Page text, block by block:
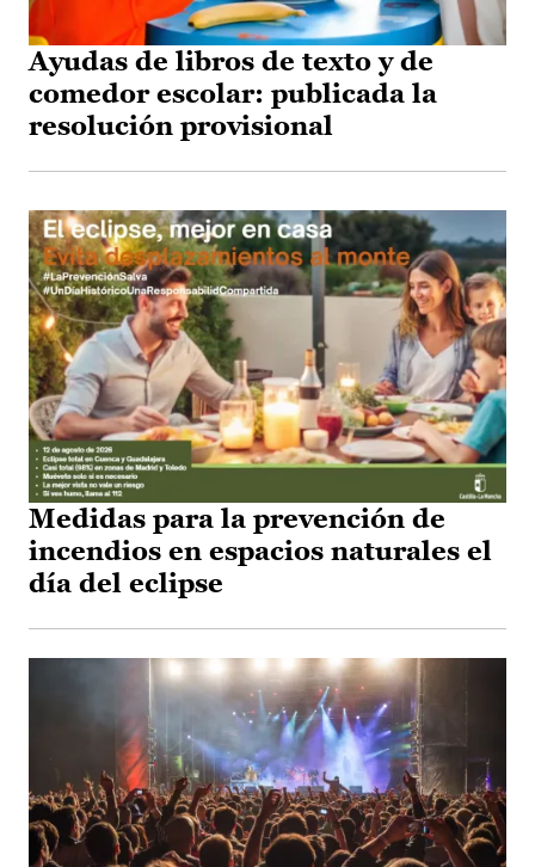
Ayudas de libros de texto y de
comedor escolar: publicada la
resolución provisional
Medidas para la prevención de
incendios en espacios naturales el
día del eclipse